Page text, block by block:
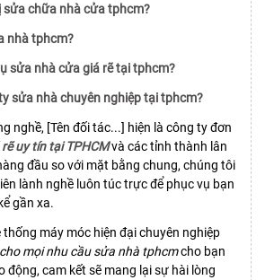
sửa chữa nhà cửa tphcm?
nhà tphcm?
sửa nhà cửa giá rẽ tại tphcm?
sửa nhà chuyên nghiệp tại tphcm?
nghề, [Tên đối tác...] hiện là công ty đơn
uy tín tại TPHCMvà các tỉnh thành lân
đầu so với mặt bằng chung, chúng tôi
lành nghề luôn túc trực để phục vụ bạn
gần xa.
thống máy móc hiện đại chuyên nghiệp
mọi nhu cầu sửa nhà tphcmcho bạn
động, cam kết sẽ mang lại sự hài lòng